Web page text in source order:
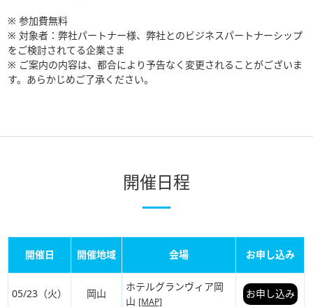
※ 参加費無料
※ 対象者：弊社パートナー様、弊社とのビジネスパートナーシップ
をご検討されてる企業さま
※ ご案内の内容は、都合により予告なく変更されることがございま
す。あらかじめご了承ください。
開催日程
開催日 開催地域 会場 お申し込み
05/23（火） 岡山
ホテルグランヴィア岡
山 [MAP]
お申し込み